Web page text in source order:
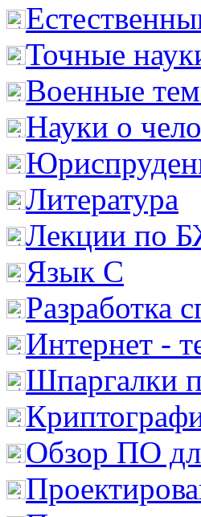
Точные
Военные
Науки о
Литература
Лекции по
Язык С
Разработка
Интернет -
Шпаргалки
Обзор ПО